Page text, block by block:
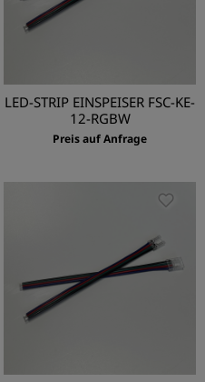
LED-STRIP EINSPEISER FSC-KE-
12-RGBW
Preis auf Anfrage